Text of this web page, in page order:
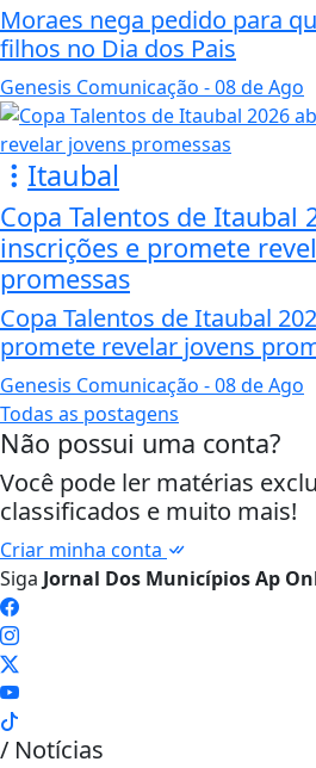
Moraes nega pedido para
filhos no Dia dos Pais
Genesis Comunicação - 08 de Ago
Itaubal
Copa Talentos de Itaubal
inscrições e promete
promessas
Copa Talentos de Itaubal
promete revelar jovens
Genesis Comunicação - 08 de Ago
Todas as postagens
Não possui uma conta?
Você pode ler matérias
classificados e muito mais!
Criar minha conta
Siga Jornal Dos Municípios Ap
/ Notícias